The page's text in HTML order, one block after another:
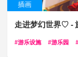
插画
走进梦幻世界♡ -
游乐设施 游乐园